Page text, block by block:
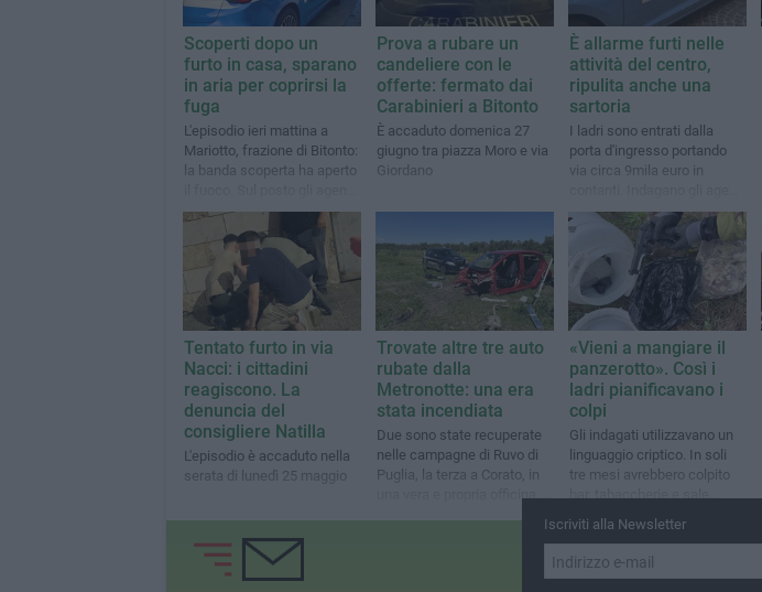
Scoperti dopo un
furto in casa, sparano
in aria per coprirsi la
fuga
L'episodio ieri mattina a
Mariotto, frazione di Bitonto:
la banda scoperta ha aperto
della Polizia di Stato
Prova a rubare un
candeliere con le
offerte: fermato dai
Carabinieri a Bitonto
È accaduto domenica 27
giugno tra piazza Moro e via
Giordano
È allarme furti nelle
attività del centro,
ripulita anche una
sartoria
I ladri sono entrati dalla
porta d'ingresso portando
via circa 9mila euro in
del Commissariato cittadino
Tentato furto in via
Nacci: i cittadini
reagiscono. La
denuncia del
consigliere Natilla
L'episodio è accaduto nella
serata di lunedì 25 maggio
Trovate altre tre auto
rubate dalla
Metronotte: una era
stata incendiata
Due sono state recuperate
nelle campagne di Ruvo di
Puglia, la terza a Corato, in
una vera e propria officina a
«Vieni a mangiare il
panzerotto». Così i
ladri pianificavano i
colpi
Gli indagati utilizzavano un
linguaggio criptico. In soli
tre mesi avrebbero colpito
bar, tabaccherie e sale
giochi, portando a casa
150mila euro
Iscriviti alla Newsletter